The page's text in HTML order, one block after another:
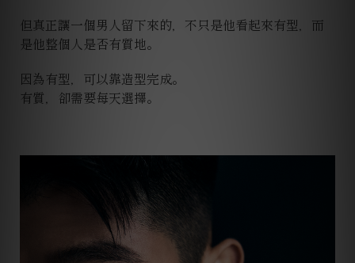
但真正讓一個男人留下來的，不只是他看起來有型，而
是他整個人是否有質地。
因為有型，可以靠造型完成。
有質，卻需要每天選擇。